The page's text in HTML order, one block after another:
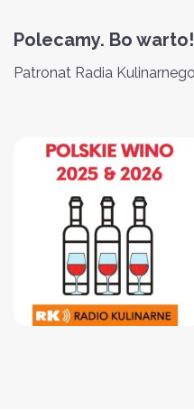
Polecamy. Bo warto!
Patronat Radia Kulinarnego